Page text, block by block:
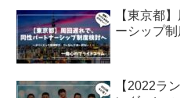
【東京都
ーシップ
【2022ラ